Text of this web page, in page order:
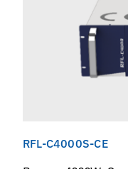
RFL-C4000S-CE